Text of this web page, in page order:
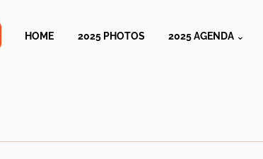
HOME 2025 PHOTOS 2025 AGENDA ⌄